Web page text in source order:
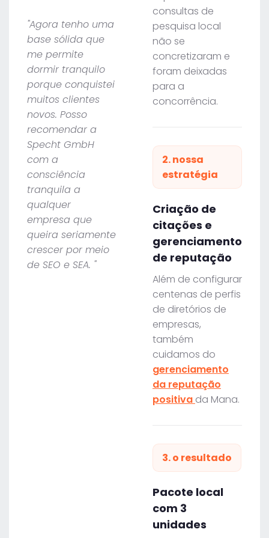
consultas de
pesquisa local
não se
concretizaram e
foram deixadas
para a
concorrência.
2. nossa
estratégia
Criação de
citações e
gerenciamento
de reputação
Além de configurar
centenas de perfis
de diretórios de
empresas,
também
cuidamos do
gerenciamento
da reputação
positiva da Mana.
3. o resultado
Pacote local
com 3
unidades
"Agora tenho uma
base sólida que
me permite
dormir tranquilo
porque conquistei
muitos clientes
novos. Posso
recomendar a
Specht GmbH
com a
consciência
tranquila a
qualquer
empresa que
queira seriamente
crescer por meio
de SEO e SEA. "